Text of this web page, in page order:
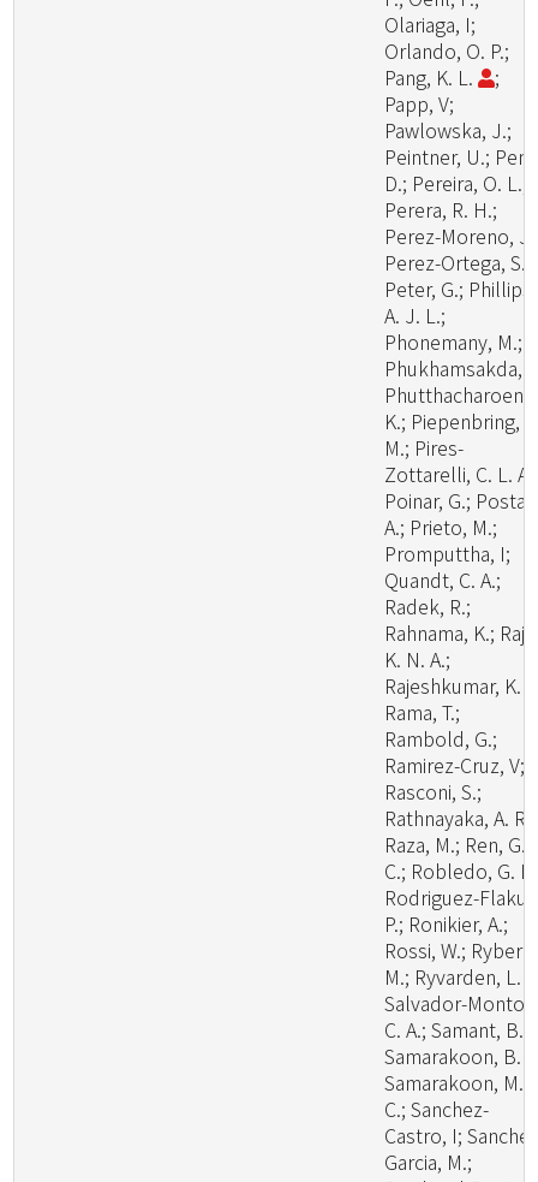
Olariaga, I;
Orlando, O. P.;
Pang, K. L.
;
Papp, V;
Pawlowska, J.;
Peintner, U.;
D.; Pereira, O. L.;
Perera, R. H.;
Perez-Moreno,
Perez-Ortega, S.;
Peter, G.; Phillips,
A. J. L.;
Phonemany, M.;
Phukhamsakda,
Phutthacharoen,
K.; Piepenbring,
M.; Pires-
Zottarelli, C. L. A.;
Poinar, G.; Posta,
A.; Prieto, M.;
Promputtha, I;
Quandt, C. A.;
Radek, R.;
Rahnama, K.; Raj,
K. N. A.;
Rajeshkumar, K.
Rama, T.;
Rambold, G.;
Ramirez-Cruz, V;
Rasconi, S.;
Rathnayaka, A. R.;
Raza, M.; Ren, G.
C.; Robledo, G.
Rodriguez-
P.; Ronikier, A.;
Rossi, W.; Ryberg,
M.; Ryvarden, L.
Salvador-
C. A.; Samant, B.;
Samarakoon, B.
Samarakoon, M.
C.; Sanchez-
Castro, I;
Garcia, M.;